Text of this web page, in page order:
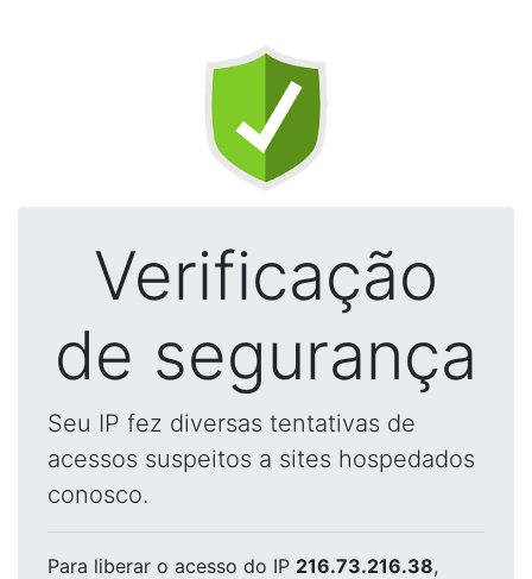
Verificação
de segurança
Seu IP fez diversas tentativas de
acessos suspeitos a sites hospedados
conosco.
Para liberar o acesso do IP 216.73.216.38,